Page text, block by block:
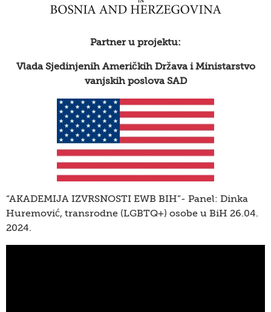
Partner u projektu:
Vlada Sjedinjenih Američkih Država i Ministarstvo
vanjskih poslova SAD
“AKADEMIJA IZVRSNOSTI EWB BIH”- Panel: Dinka
Huremović, transrodne (LGBTQ+) osobe u BiH 26.04.
2024.